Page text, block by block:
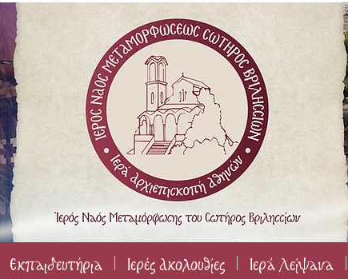
Εκπαιδευτήρια Ιερές Ακολουθίες Ιερά Λείψανα